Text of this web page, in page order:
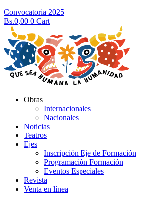
Convocatoria 2025
Bs.0,00 0 Cart
Obras
Internacionales
Nacionales
Noticias
Teatros
Ejes
Inscripción Eje de Formación
Programación Formación
Eventos Especiales
Revista
Venta en línea